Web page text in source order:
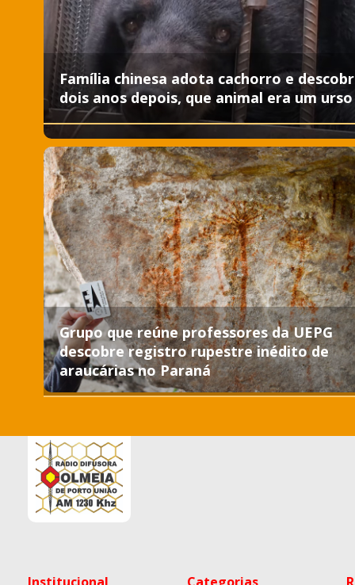
Família chinesa adota cachorro e
dois anos depois, que animal era um urso
Grupo que reúne professores da UEPG
descobre registro rupestre inédito de
araucárias no Paraná